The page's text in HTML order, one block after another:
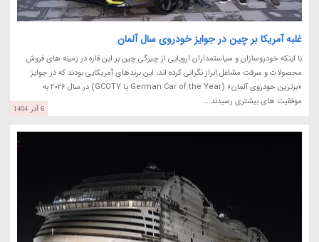
غلبه آمریکا بر چین در جوایز خودروی سال آلمان
با اینکه خودروسازان و سیاستمداران اروپایی از چیرگی چین بر این قاره در زمینه های فروش
محصولات و سرقت مشاغل ابراز نگرانی کرده اند، این برندهای آمریکایی بودند که در جوایز
«برترین خودروی آلمان» (German Car of the Year یا GCOTY) در سال 2026 به
موفقیت های بیشتری رسیدند....
6 آذر 1404